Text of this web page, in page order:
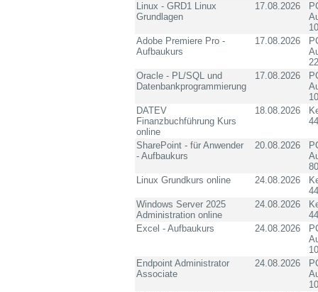
Linux - GRD1 Linux
Grundlagen
17.08.2026
Adobe Premiere Pro -
Aufbaukurs
17.08.2026
Oracle - PL/SQL und
Datenbankprogrammierung
17.08.2026
DATEV
Finanzbuchführung Kurs
online
18.08.2026
SharePoint - für Anwender
- Aufbaukurs
20.08.2026
Linux Grundkurs online
24.08.2026
Windows Server 2025
Administration online
24.08.2026
Excel - Aufbaukurs
24.08.2026
Endpoint Administrator
Associate
24.08.2026